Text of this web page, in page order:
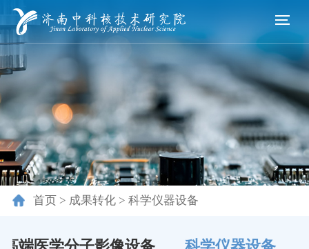
首页> 成果转化> 科学仪器设备